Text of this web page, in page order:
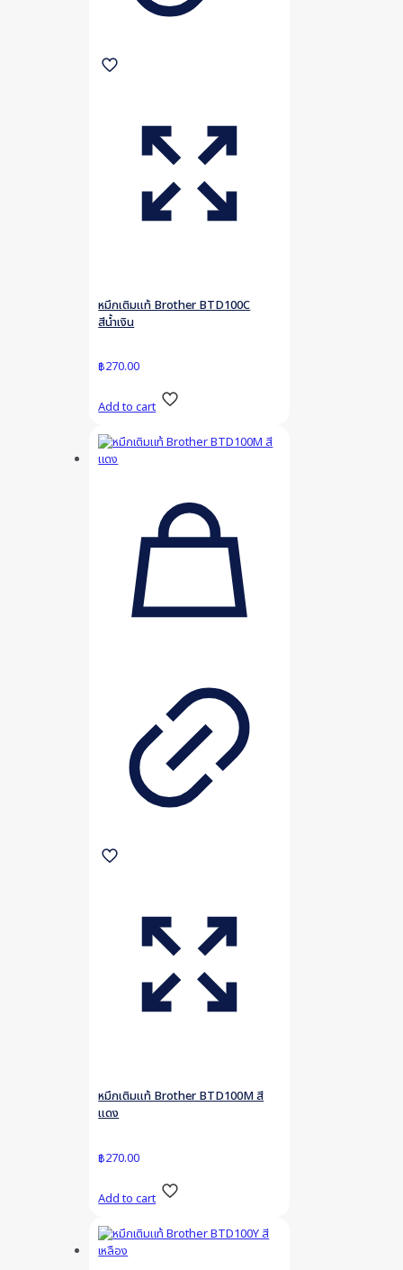
หมึกเติมแท้ Brother BTD100C
สีน้ำเงิน
฿270.00
Add to cart
หมึกเติมแท้ Brother BTD100M สี
แดง
฿270.00
Add to cart